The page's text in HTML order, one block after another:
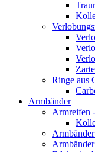
Ringe aus
Armbänder
Armreifen